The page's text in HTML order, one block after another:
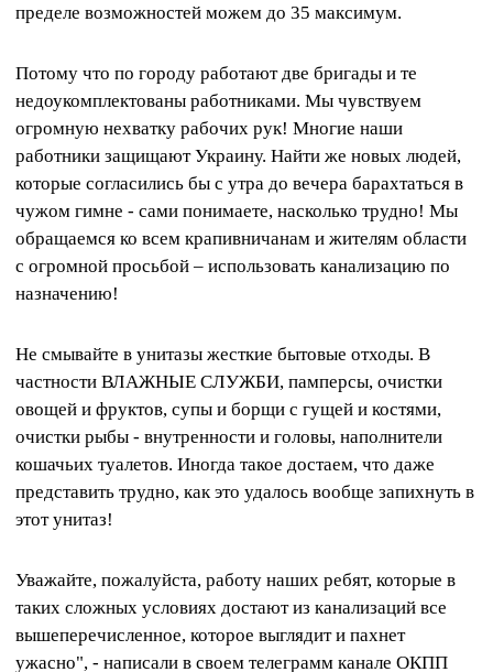
пределе возможностей можем до 35 максимум.
Потому что по городу работают две бригады и те
недоукомплектованы работниками. Мы чувствуем
огромную нехватку рабочих рук! Многие наши
работники защищают Украину. Найти же новых людей,
которые согласились бы с утра до вечера барахтаться в
чужом гимне - сами понимаете, насколько трудно! Мы
обращаемся ко всем крапивничанам и жителям области
с огромной просьбой – использовать канализацию по
назначению!
Не смывайте в унитазы жесткие бытовые отходы. В
частности ВЛАЖНЫЕ СЛУЖБИ, памперсы, очистки
овощей и фруктов, супы и борщи с гущей и костями,
очистки рыбы - внутренности и головы, наполнители
кошачьих туалетов. Иногда такое достаем, что даже
представить трудно, как это удалось вообще запихнуть в
этот унитаз!
Уважайте, пожалуйста, работу наших ребят, которые в
таких сложных условиях достают из канализаций все
вышеперечисленное, которое выглядит и пахнет
ужасно", - написали в своем телеграмм канале ОКПП